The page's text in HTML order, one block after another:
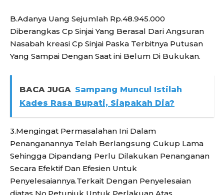
B.Adanya Uang Sejumlah Rp.48.945.000
Diberangkas Cp Sinjai Yang Berasal Dari Angsuran
Nasabah kreasi Cp Sinjai Paska Terbitnya Putusan
Yang Sampai Dengan Saat ini Belum Di Bukukan.
BACA JUGA Sampang Muncul Istilah
Kades Rasa Bupati, Siapakah Dia?
3.Mengingat Permasalahan Ini Dalam
Penanganannya Telah Berlangsung Cukup Lama
Sehingga Dipandang Perlu Dilakukan Penanganan
Secara Efektif Dan Efesien Untuk
Penyelesaiannya.Terkait Dengan Penyelesaian